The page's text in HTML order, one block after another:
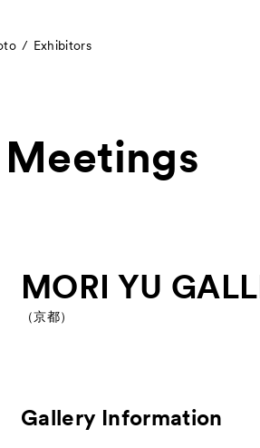
Exhibitors
- Gallery Collaborations
MORI YU
（京都）
Gallery Information